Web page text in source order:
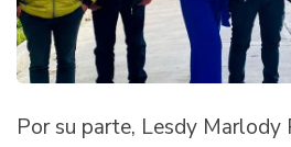
Por su parte, Lesdy Marlody